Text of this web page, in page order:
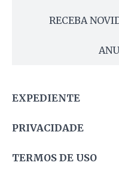
RECEBA
EXPEDIENTE
PRIVACIDADE
TERMOS DE USO